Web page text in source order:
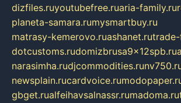
dizfiles.ruyoutubefree.ruaria-family.ru
planeta-samara.rumysmartbuy.ru
matrasy-kemerovo.ruashanet.ru
dotcustoms.rudomizbrusa9x12spb.ru
narasimha.rudjcommodities.ru
newsplain.rucardvoice.ru
gbget.rualfeihavsalnassr.rumadoma.ru